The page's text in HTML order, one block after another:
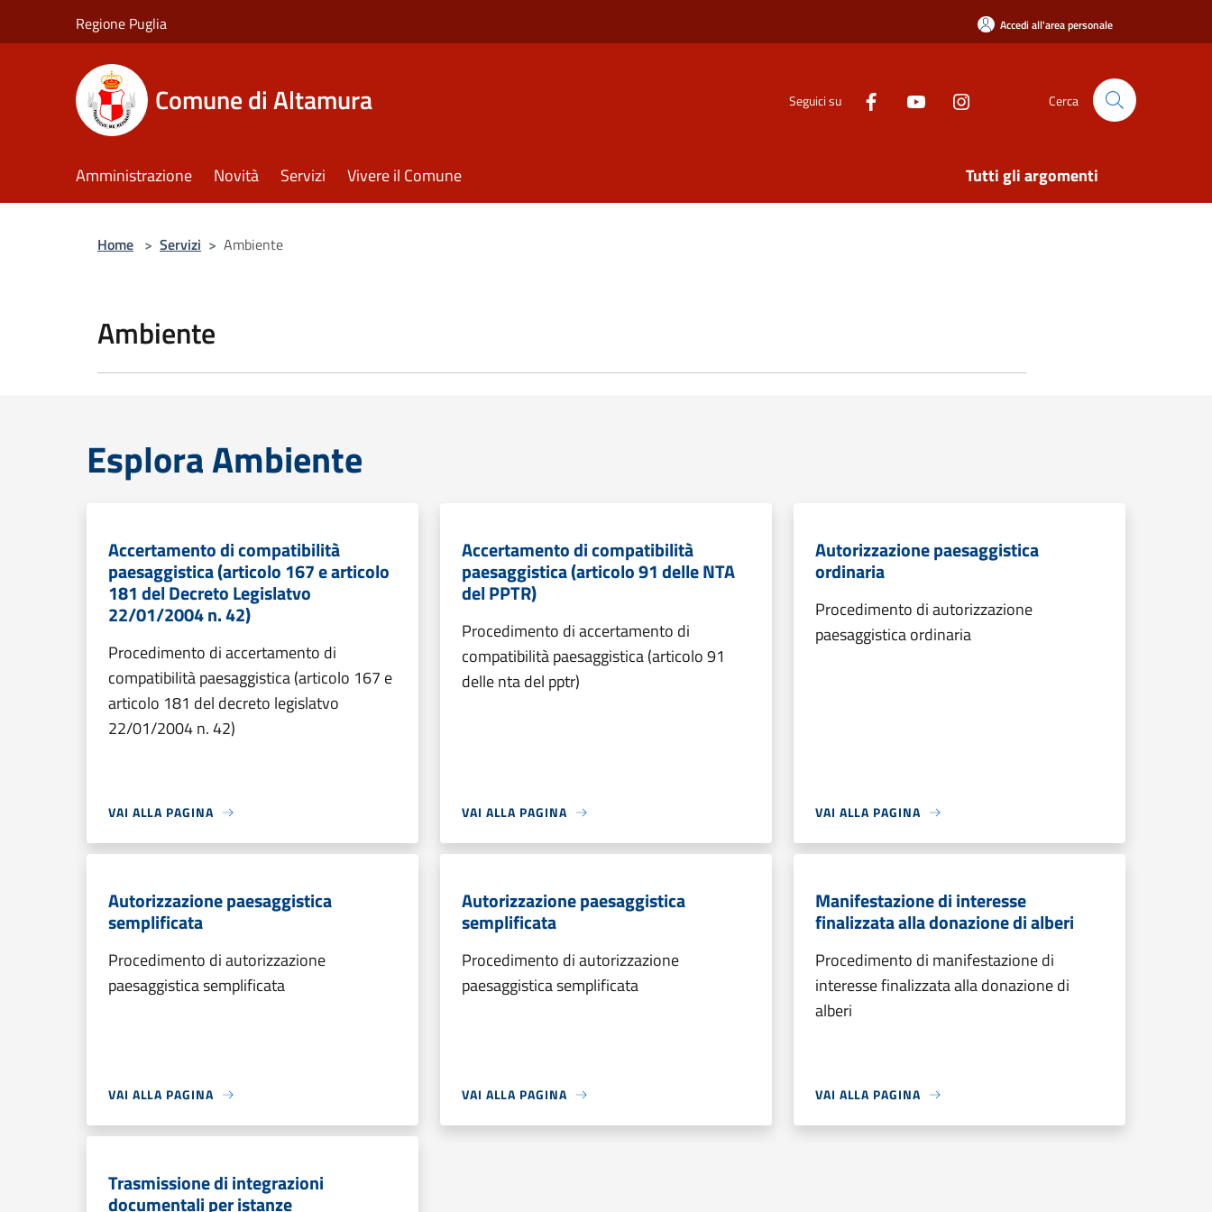
Regione Puglia Accedi all'area personale
Comune di Altamura Seguici su Cerca
Amministrazione Novità Servizi Vivere il Comune Tutti gli argomenti
Home > Servizi > Ambiente
Ambiente
Esplora Ambiente
Accertamento di compatibilità
paesaggistica (articolo 167 e articolo
181 del Decreto Legislatvo
22/01/2004 n. 42)
Procedimento di accertamento di
compatibilità paesaggistica (articolo 167 e
articolo 181 del decreto legislatvo
22/01/2004 n. 42)
VAI ALLA PAGINA
Accertamento di compatibilità
paesaggistica (articolo 91 delle NTA
del PPTR)
Procedimento di accertamento di
compatibilità paesaggistica (articolo 91
delle nta del pptr)
VAI ALLA PAGINA
Autorizzazione paesaggistica
ordinaria
Procedimento di autorizzazione
paesaggistica ordinaria
VAI ALLA PAGINA
Autorizzazione paesaggistica
semplificata
Procedimento di autorizzazione
paesaggistica semplificata
VAI ALLA PAGINA
Autorizzazione paesaggistica
semplificata
Procedimento di autorizzazione
paesaggistica semplificata
VAI ALLA PAGINA
Manifestazione di interesse
finalizzata alla donazione di alberi
Procedimento di manifestazione di
interesse finalizzata alla donazione di
alberi
VAI ALLA PAGINA
Trasmissione di integrazioni
documentali per istanze